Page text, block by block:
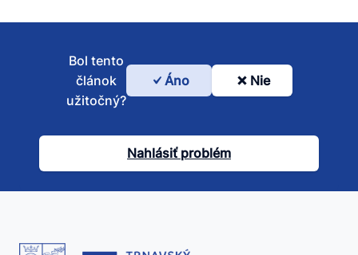
Bol
článok
užitočný?
Bol tento
článok
užitočný?
Áno Nie
Nahlásiť problém